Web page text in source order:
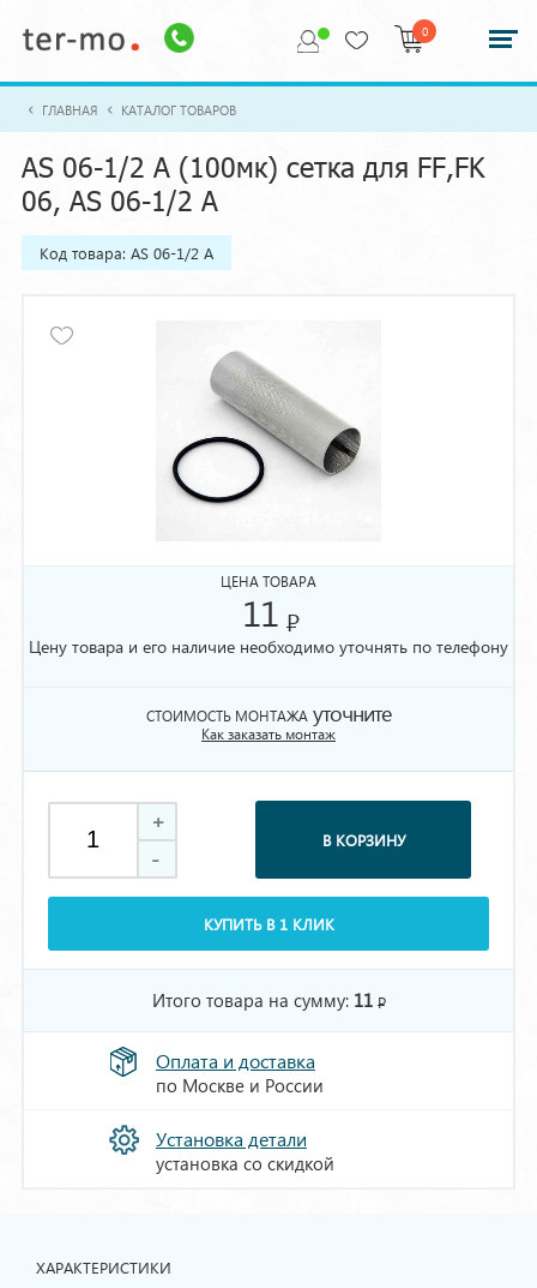
0
ГЛАВНАЯ КАТАЛОГ ТОВАРОВ
AS 06-1/2 A (100мк) сетка для FF,FK
06, AS 06-1/2 A
Код товара: AS 06-1/2 A
ЦЕНА ТОВАРА
11 Р
Цену товара и его наличие необходимо уточнять по телефону
СТОИМОСТЬ МОНТАЖА уточните
Как заказать монтаж
+
-
В КОРЗИНУ
КУПИТЬ В 1 КЛИК
Итого товара на сумму: 11 Р
Оплата и доставка
по Москве и России
Установка детали
установка со скидкой
ХАРАКТЕРИСТИКИ